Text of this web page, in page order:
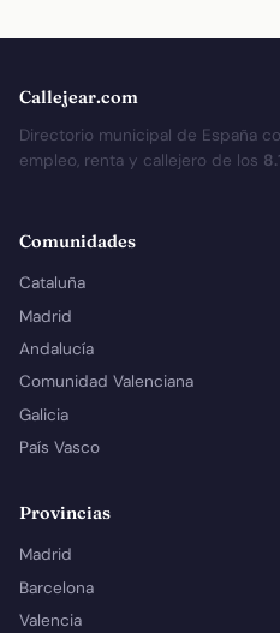
Callejear.com
Directorio municipal de España
empleo, renta y callejero de los
Comunidades
Cataluña
Madrid
Andalucía
Comunidad Valenciana
Galicia
País Vasco
Provincias
Madrid
Barcelona
Valencia